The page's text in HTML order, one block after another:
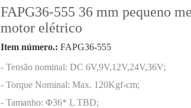
motor sem escova sem núcleo
FAPG36-555 36 mm pequeno
motor elétrico
Item número.: FAPG36-555
- Tensão nominal: DC 6V,9V,12V,24V,36V;
- Torque Nominal: Max. 120Kgf-cm;
- Tamanho: Φ36* L TBD;